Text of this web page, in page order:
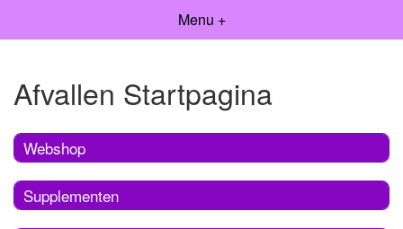
Menu +
Afvallen Startpagina
Webshop
Supplementen